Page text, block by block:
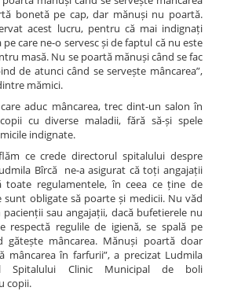
bonetă pe cap, dar mănuși nu poartă.
acest lucru, pentru că mai indignați
care ne-o servesc și de faptul că nu este
masă. Nu se poartă mănuși când se fac
de atunci când se servește mâncarea”,
mămici.
aduc mâncarea, trec dint-un salon în
cu diverse maladii, fără să-și spele
indignate.
ce crede directorul spitalului despre
Bîrcă ne-a asigurat că toți angajații
toate regulamentele, în ceea ce ține de
sunt obligate să poarte și medicii. Nu văd
pacienții sau angajații, dacă bufetierele nu
respectă regulile de igienă, se spală pe
gătește mâncarea. Mănuși poartă doar
mâncarea în farfurii”, a precizat Ludmila
Spitalului Clinic Municipal de boli
copii.